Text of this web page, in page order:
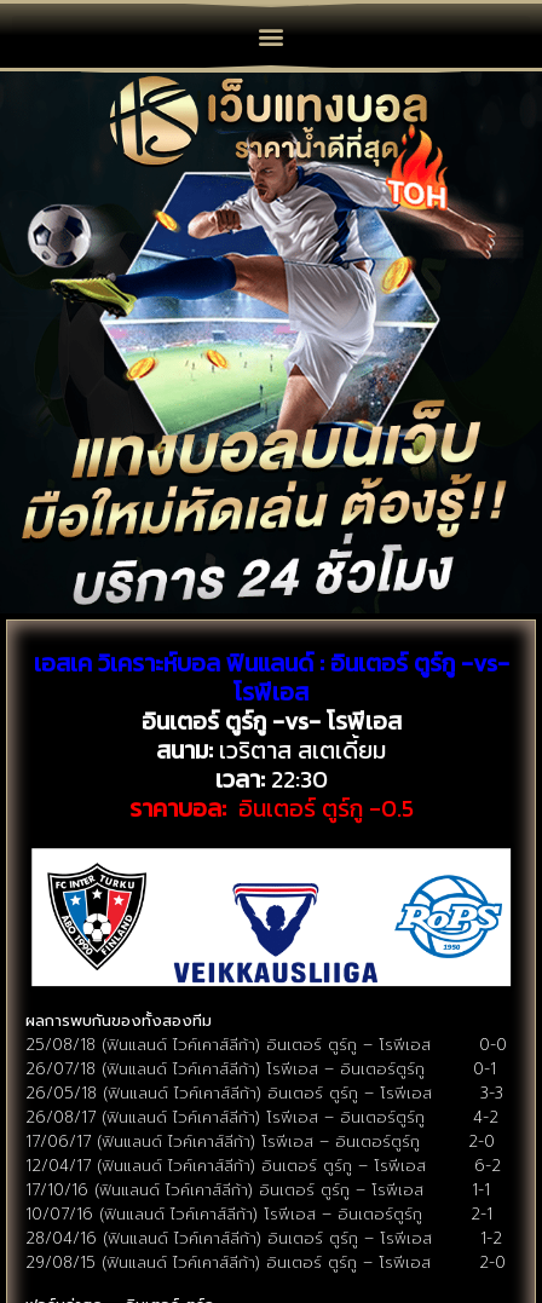
เอสเค วิเคราะห์บอล ฟินแลนด์ : อินเตอร์ ตูร์กู -vs-
โรพีเอส
อินเตอร์ ตูร์กู -vs- โรพีเอส
สนาม: เวริตาส สเตเดี้ยม
เวลา:22:30
ราคาบอล:อินเตอร์ ตูร์กู -0.5
ผลการพบกันของทั้งสองทีม
25/08/18 (ฟินแลนด์ ไวค์เคาส์ลีก้า) อินเตอร์ ตูร์กู – โรพีเอส 0-0
26/07/18 (ฟินแลนด์ ไวค์เคาส์ลีก้า) โรพีเอส – อินเตอร์ตูร์กู 0-1
26/05/18 (ฟินแลนด์ ไวค์เคาส์ลีก้า) อินเตอร์ ตูร์กู – โรพีเอส 3-3
26/08/17 (ฟินแลนด์ ไวค์เคาส์ลีก้า) โรพีเอส – อินเตอร์ตูร์กู 4-2
17/06/17 (ฟินแลนด์ ไวค์เคาส์ลีก้า) โรพีเอส – อินเตอร์ตูร์กู 2-0
12/04/17 (ฟินแลนด์ ไวค์เคาส์ลีก้า) อินเตอร์ ตูร์กู – โรพีเอส 6-2
17/10/16 (ฟินแลนด์ ไวค์เคาส์ลีก้า) อินเตอร์ ตูร์กู – โรพีเอส 1-1
10/07/16 (ฟินแลนด์ ไวค์เคาส์ลีก้า) โรพีเอส – อินเตอร์ตูร์กู 2-1
28/04/16 (ฟินแลนด์ ไวค์เคาส์ลีก้า) อินเตอร์ ตูร์กู – โรพีเอส 1-2
29/08/15 (ฟินแลนด์ ไวค์เคาส์ลีก้า) อินเตอร์ ตูร์กู – โรพีเอส 2-0